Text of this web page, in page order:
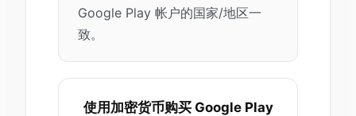
Google Play 帐户的国家/地区一
致。
使用加密货币购买 Google Play